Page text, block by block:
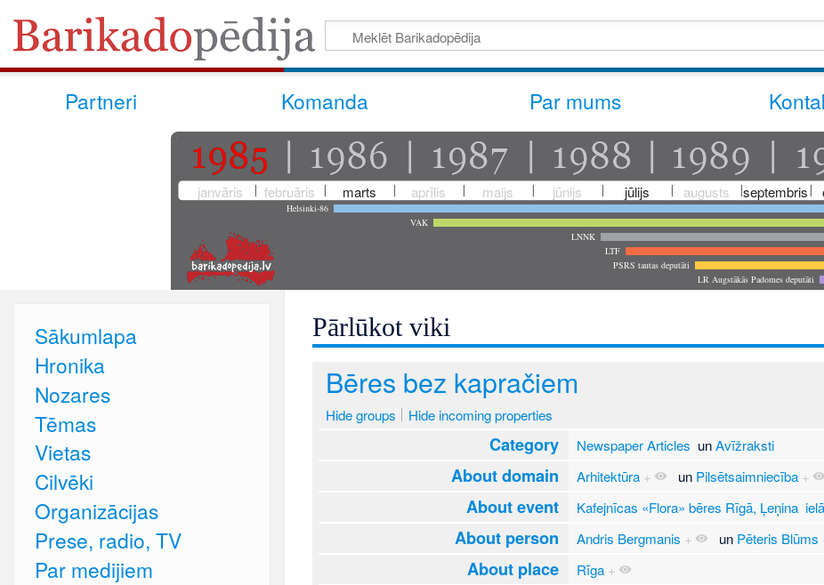
Partneri Komanda Par mums
janvāris februāris marts aprīlis maijs jūnijs jūlijs augusts septembris
Helsinki-86
VAK
LNNK
LTF
PSRS tautas deputāti
LR Augstākās Padomes deputāti
Pārlūkot viki
Bēres bez kapračiem
Hide groups Hide incoming properties
Category Newspaper Articles unAvīžraksti
About domain Arhitektūra + un Pilsētsaimniecība +
About event Kafejnīcas «Flora» bēres Rīgā, Ļeņina
About person Andris Bergmanis + un Pēteris Blūms
About place Rīga +
Sākumlapa
Hronika
Nozares
Tēmas
Vietas
Cilvēki
Organizācijas
Prese, radio, TV
Par medijiem